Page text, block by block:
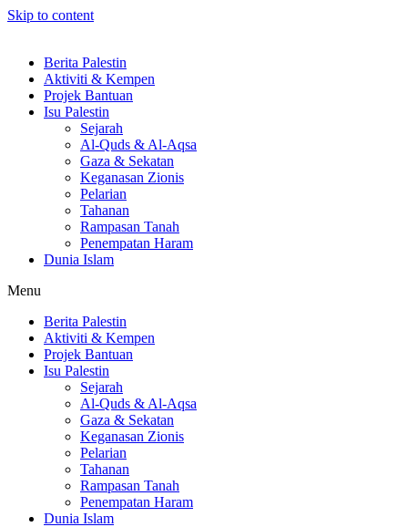
Skip to content
Berita Palestin
Aktiviti & Kempen
Projek Bantuan
Isu Palestin
Sejarah
Al-Quds & Al-Aqsa
Gaza & Sekatan
Keganasan Zionis
Pelarian
Tahanan
Rampasan Tanah
Penempatan Haram
Dunia Islam
Menu
Berita Palestin
Aktiviti & Kempen
Projek Bantuan
Isu Palestin
Sejarah
Al-Quds & Al-Aqsa
Gaza & Sekatan
Keganasan Zionis
Pelarian
Tahanan
Rampasan Tanah
Penempatan Haram
Dunia Islam